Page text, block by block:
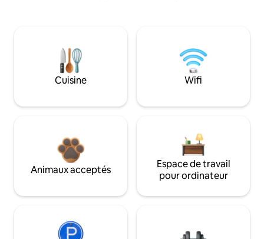
Cuisine Wifi
Animaux acceptés
Espace de travail
pour ordinateur